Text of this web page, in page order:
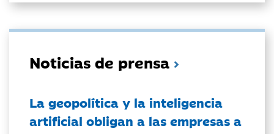
Noticias de prensa
La geopolítica y la inteligencia
artificial obligan a las empresas a